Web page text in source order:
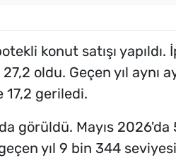
konut satışı yapıldı.
oldu. Geçen yıl aynı
17,2 geriledi.
görüldü. Mayıs
yıl 9 bin 344